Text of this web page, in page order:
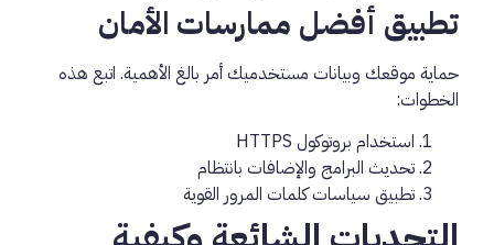
تطبيق أفضل ممارسات الأمان
حماية موقعك وبيانات مستخدميك أمر بالغ الأهمية. اتبع هذه
الخطوات:
استخدام بروتوكول HTTPS
تحديث البرامج والإضافات بانتظام
تطبيق سياسات كلمات المرور القوية